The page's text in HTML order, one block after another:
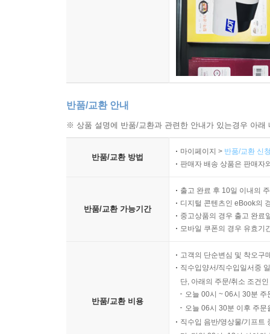
반품/교환 안내
※ 상품 설명에 반품/교환과 관련한 안내가 있는경우 아
반품/교환 방법
마이페이지 > 반품/교환 신
판매자 배송 상품은 판매자
반품/교환 가능기간
출고 완료 후 10일 이내의
디지털 콘텐츠인 eBook의
중고상품의 경우 출고 완료
모바일 쿠폰의 경우 유효기
반품/교환 비용
고객의 단순변심 및 착오구
직수입양서/직수입일서중
단, 아래의 주문/취소 조건
오늘 00시 ~ 06시 30분
오늘 06시 30분 이후 주
직수입 음반/영상물/기프트